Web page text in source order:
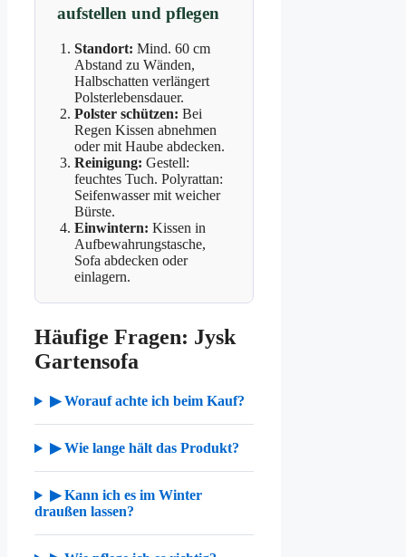
aufstellen und pflegen
Standort: Mind. 60 cm
Abstand zu Wänden,
Halbschatten verlängert
Polsterlebensdauer.
Polster schützen: Bei
Regen Kissen abnehmen
oder mit Haube abdecken.
Reinigung: Gestell:
feuchtes Tuch. Polyrattan:
Seifenwasser mit weicher
Bürste.
Einwintern: Kissen in
Aufbewahrungstasche,
Sofa abdecken oder
einlagern.
Häufige Fragen: Jysk
Gartensofa
▶ Worauf achte ich beim Kauf?
▶ Wie lange hält das Produkt?
▶ Kann ich es im Winter
draußen lassen?